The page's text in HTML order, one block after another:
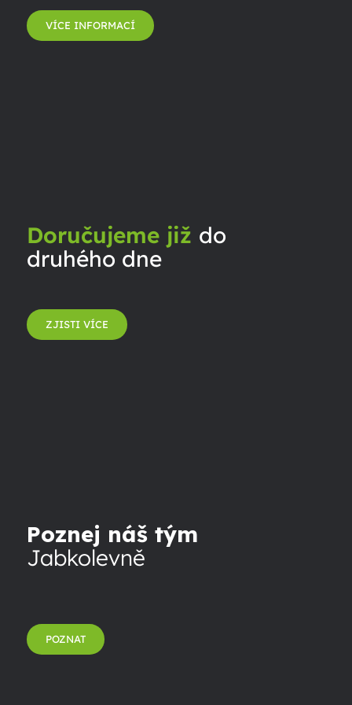
VÍCE INFORMACÍ
Doručujeme již do
druhého dne
ZJISTI VÍCE
Poznej náš tým
Jabkolevně
POZNAT